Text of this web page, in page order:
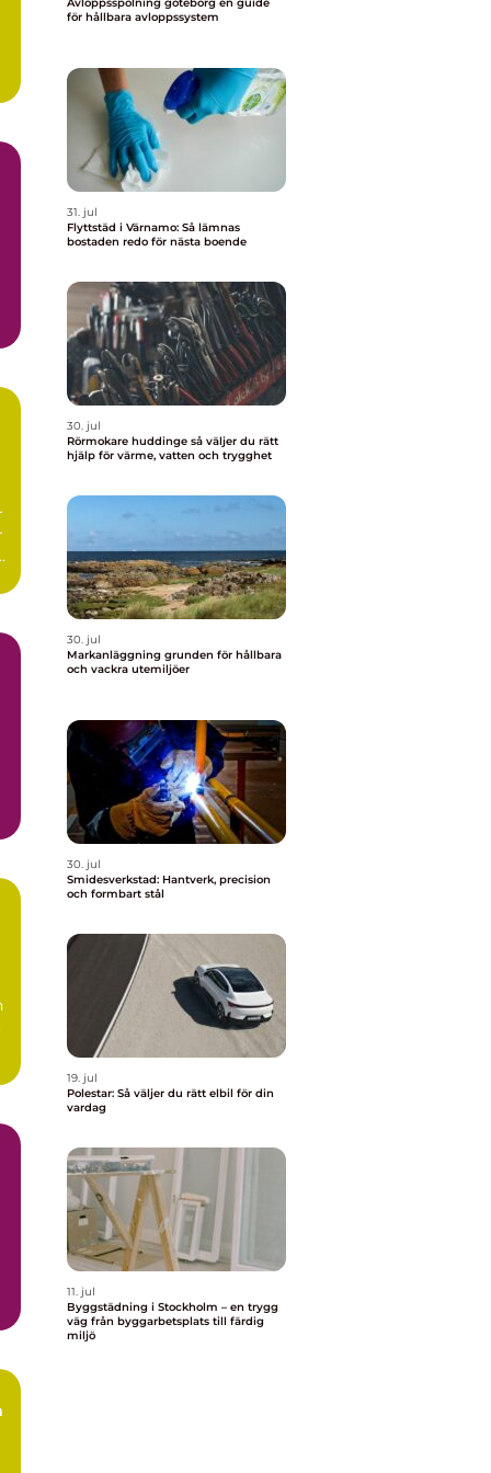
för hållbara avloppssystem
31. jul
Flyttstäd i Värnamo: Så lämnas
bostaden redo för nästa boende
30. jul
Rörmokare huddinge så väljer du rätt
hjälp för värme, vatten och trygghet
30. jul
Markanläggning grunden för hållbara
och vackra utemiljöer
30. jul
Smidesverkstad: Hantverk, precision
och formbart stål
19. jul
Polestar: Så väljer du rätt elbil för din
vardag
11. jul
Byggstädning i Stockholm – en trygg
väg från byggarbetsplats till färdig
miljö